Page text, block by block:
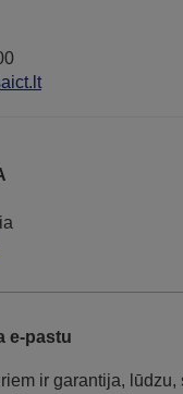
e-pastu
ir garantija,